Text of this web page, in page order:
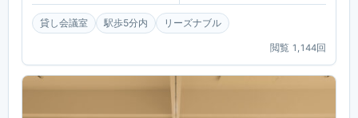
貸し会議室 駅歩5分内 リーズナブル
閲覧 1,144回